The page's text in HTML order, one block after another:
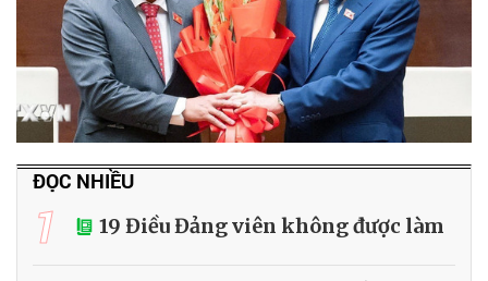
ĐỌC NHIỀU
1 19 Điều Đảng viên không được làm